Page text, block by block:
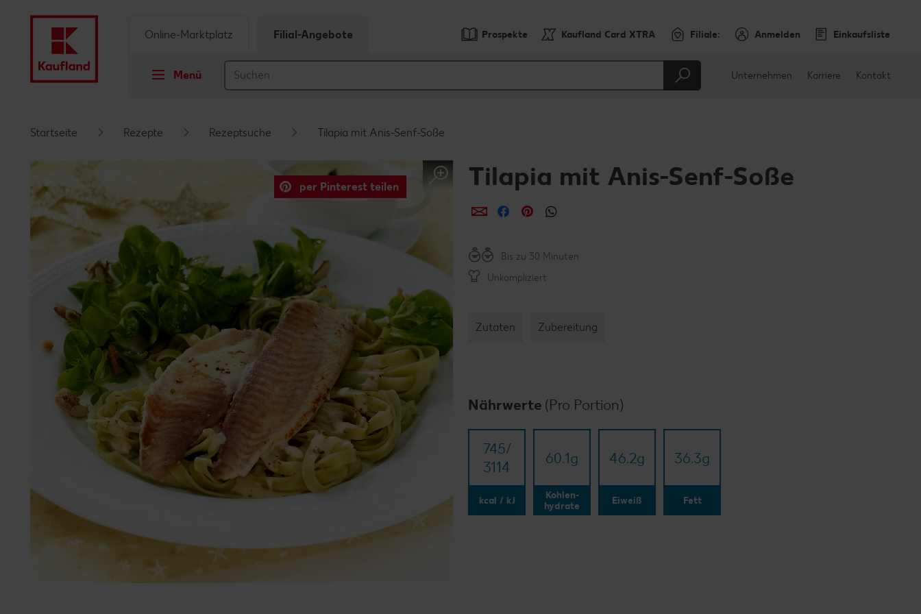
Footer
Schwebender Seitenbereich
Prospekte Kaufland Card XTRA Filiale: Anmelden Einkaufsliste
Menü
Online-Marktplatz Filial-Angebote
Unternehmen Karriere Kontakt
Startseite Rezepte Rezeptsuche Tilapia mit Anis-Senf-Soße
per Pinterest teilen Tilapia mit Anis-Senf-Soße
per E-Mail teilen
per Facebook teilen
per Pinterest teilen
Bis zu 30 Minuten
Unkompliziert
Zutaten Zubereitung
Nährwerte (Pro Portion)
745/​
3114
kcal / kJ
60.1g
Kohlen-
hydrate
46.2g
Eiweiß
36.3g
Fett